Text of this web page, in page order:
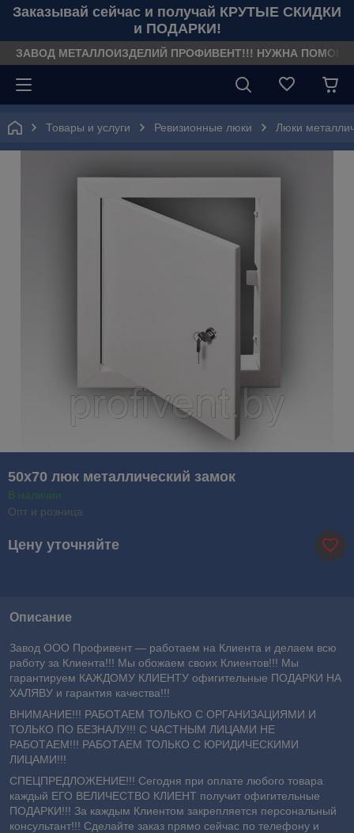
Заказывай сейчас и получай КРУТЫЕ СКИДКИ
и ПОДАРКИ!
ЗАВОД МЕТАЛЛОИЗДЕЛИЙ ПРОФИВЕНТ!!! НУЖНА
Товары и услуги Ревизионные люки Люки
50х70 люк металлический замок
В наличии
Опт и розница
Цену уточняйте
Описание
Завод ООО Профивент ― работаем на Клиента и делаем всю
работу за Клиента!!! Мы обожаем своих Клиентов!!! Мы
гарантируем КАЖДОМУ КЛИЕНТУ офигительные ПОДАРКИ НА
ХАЛЯВУ и гарантия качества!!!
ВНИМАНИЕ!!! РАБОТАЕМ ТОЛЬКО С ОРГАНИЗАЦИЯМИ И
ТОЛЬКО ПО БЕЗНАЛУ!!! С ЧАСТНЫМ ЛИЦАМИ НЕ
РАБОТАЕМ!!! РАБОТАЕМ ТОЛЬКО С ЮРИДИЧЕСКИМИ
ЛИЦАМИ!!!
СПЕЦПРЕДЛОЖЕНИЕ!!! Сегодня при оплате любого товара
каждый ЕГО ВЕЛИЧЕСТВО КЛИЕНТ получит офигительные
ПОДАРКИ!!! За каждым Клиентом закрепляется персональный
консультант!!! Сделайте заказ прямо сейчас по телефону и